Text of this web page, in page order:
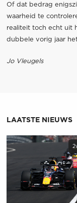
Of dat bedrag
waarheid te
realiteit toch echt uit
dubbele vorig jaar
Jo Vleugels
LAATSTE NIEUWS